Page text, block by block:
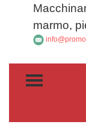
marmo,